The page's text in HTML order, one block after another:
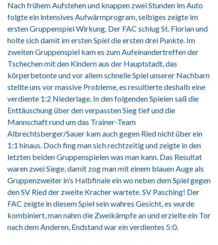
Nach frühem Aufstehen und knappen zwei Stunden im Auto
folgte ein intensives Aufwärmprogram, selbiges zeigte im
ersten Gruppenspiel Wirkung. Der FAC schlug St. Florian und
holte sich damit im ersten Spiel die ersten drei Punkte. Im
zweiten Gruppenspiel kam es zum Aufeinandertreffen der
Tschechen mit den Kindern aus der Hauptstadt, das
körperbetonte und vor allem schnelle Spiel unserer Nachbarn
stellte uns vor massive Probleme, es resultierte deshalb eine
verdiente 1:2 Niederlage. In den folgenden Spielen saß die
Enttäuschung über den verpassten Sieg tief und die
Mannschaft rund um das Trainer-Team
Albrechtsberger/Sauer kam auch gegen Ried nicht über ein
1:1 hinaus. Doch fing man sich rechtzeitig und zeigte in den
letzten beiden Gruppenspielen was man kann. Das Resultat
waren zwei Siege, damit zog man mit einem blauen Auge als
Gruppenzweiter in’s Halbfinale ein wo neben dem Spiel gegen
den SV Ried der zweite Kracher wartete. SV Pasching! Der
FAC zeigte in diesem Spiel sein wahres Gesicht, es wurde
kombiniert, man nahm die Zweikämpfe an und erzielte ein Tor
nach dem Anderen, Endstand war ein verdientes 5:0.